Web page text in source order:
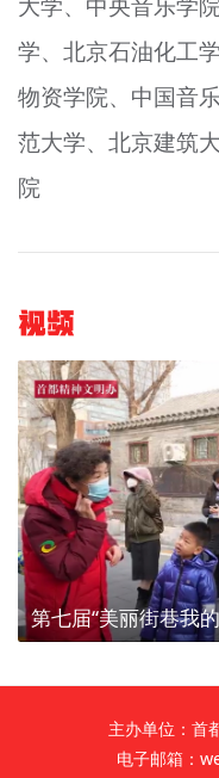
大学、中央音乐学
学、北京石油化工
物资学院、中国音
范大学、北京建筑
院
视频
第七届“美丽街巷我
主办单位：首
电子邮箱：